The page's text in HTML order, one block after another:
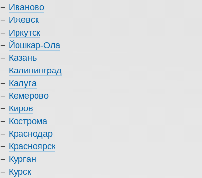
Иваново
Ижевск
Иркутск
Йошкар-Ола
Казань
Калининград
Калуга
Кемерово
Киров
Кострома
Краснодар
Красноярск
Курган
Курск